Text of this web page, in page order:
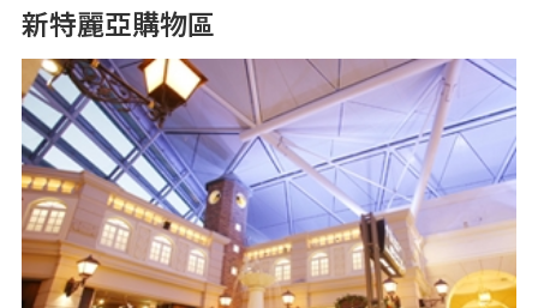
新特麗亞購物區